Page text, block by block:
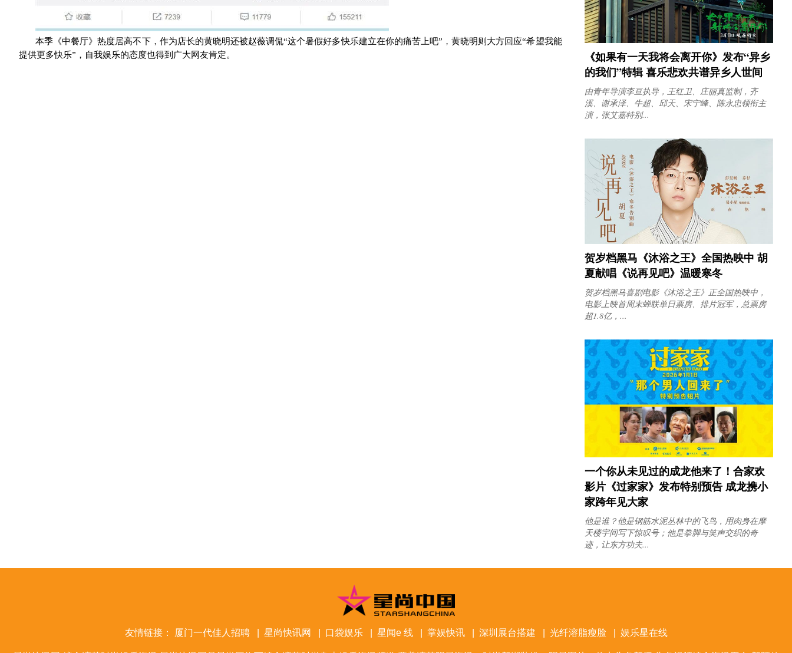
本季《中餐厅》热度居高不下，作为店长的黄晓明还被赵薇调侃“这个暑假好多快乐建立在你的痛苦上吧”，黄晓明则大方回应“希望我能
提供更多快乐”，自我娱乐的态度也得到广大网友肯定。
《如果有一天我将会离开你》发布“异乡
的我们”特辑 喜乐悲欢共谱异乡人世间
由青年导演李亘执导，王红卫、庄丽真监制，齐
溪、谢承泽、牛超、邱天、宋宁峰、陈永忠领衔主
演，张艾嘉特别...
贺岁档黑马《沐浴之王》全国热映中 胡
夏献唱《说再见吧》温暖寒冬
贺岁档黑马喜剧电影《沐浴之王》正全国热映中，
电影上映首周末蝉联单日票房、排片冠军，总票房
超1.8亿，...
一个你从未见过的成龙他来了！合家欢
影片《过家家》发布特别预告 成龙携小
家跨年见大家
他是谁？他是钢筋水泥丛林中的飞鸟，用肉身在摩
天楼宇间写下惊叹号；他是拳脚与笑声交织的奇
迹，让东方功夫...
友情链接： 厦门一代佳人招聘| 星尚快讯网 口袋娱乐| 星闻e 线| 掌娱快讯| 深圳展台搭建 光纤溶脂瘦脸| 娱乐星在线